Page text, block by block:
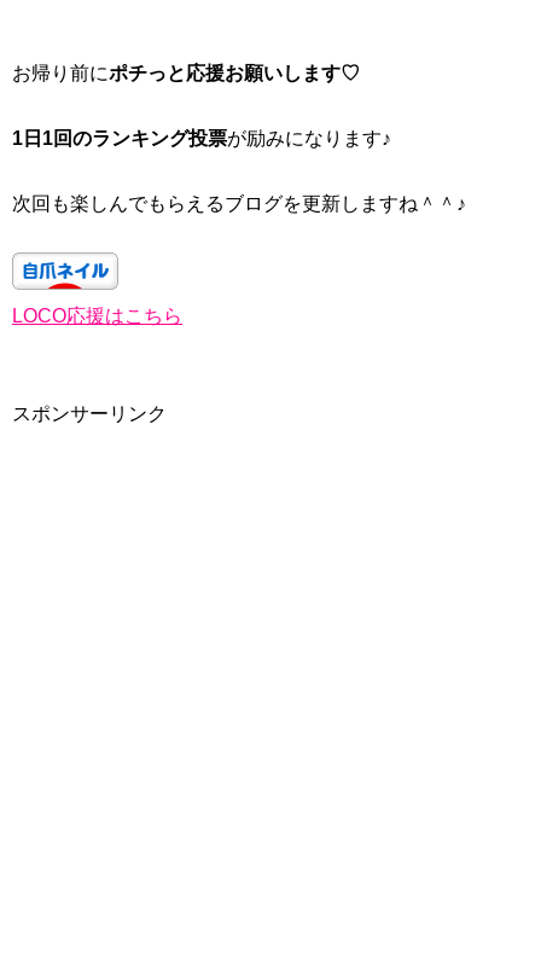
お帰り前にポチっと応援お願いします♡
1日1回のランキング投票が励みになります♪
次回も楽しんでもらえるブログを更新しますね＾＾♪
LOCO応援はこちら
スポンサーリンク